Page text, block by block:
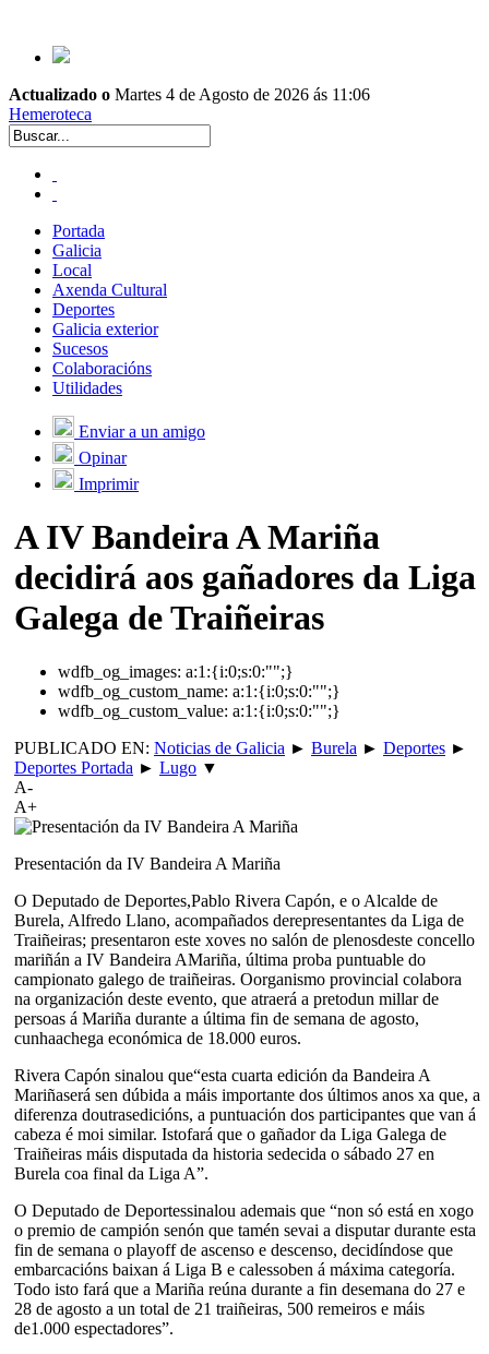
Actualizado o Martes 4 de Agosto de 2026 ás 11:06
Hemeroteca
Portada
Galicia
Local
Axenda Cultural
Deportes
Galicia exterior
Sucesos
Colaboracións
Utilidades
Enviar a un amigo
Opinar
Imprimir
A IV Bandeira A Mariña
decidirá aos gañadores da Liga
Galega de Traiñeiras
wdfb_og_images: a:1:{i:0;s:0:"";}
wdfb_og_custom_name: a:1:{i:0;s:0:"";}
wdfb_og_custom_value: a:1:{i:0;s:0:"";}
PUBLICADO EN: Noticias de Galicia ► Burela ► Deportes ►
Deportes Portada ► Lugo ▼
A-
A+
Presentación da IV Bandeira A Mariña
O Deputado de Deportes,Pablo Rivera Capón, e o Alcalde de
Burela, Alfredo Llano, acompañados derepresentantes da Liga de
Traiñeiras; presentaron este xoves no salón de plenosdeste concello
mariñán a IV Bandeira AMariña, última proba puntuable do
campionato galego de traiñeiras. Oorganismo provincial colabora
na organización deste evento, que atraerá a pretodun millar de
persoas á Mariña durante a última fin de semana de agosto,
cunhaachega económica de 18.000 euros.
Rivera Capón sinalou que“esta cuarta edición da Bandeira A
Mariñaserá sen dúbida a máis importante dos últimos anos xa que, a
diferenza doutrasedicións, a puntuación dos participantes que van á
cabeza é moi similar. Istofará que o gañador da Liga Galega de
Traiñeiras máis disputada da historia sedecida o sábado 27 en
Burela coa final da Liga A”.
O Deputado de Deportessinalou ademais que “non só está en xogo
o premio de campión senón que tamén sevai a disputar durante esta
fin de semana o playoff de ascenso e descenso, decidíndose que
embarcacións baixan á Liga B e calessoben á máxima categoría.
Todo isto fará que a Mariña reúna durante a fin desemana do 27 e
28 de agosto a un total de 21 traiñeiras, 500 remeiros e máis
de1.000 espectadores”.